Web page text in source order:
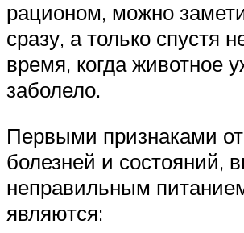
рационом, можно
сразу, а только спустя
время, когда животное
заболело.
Первыми признаками
болезней и состояний,
неправильным
являются: